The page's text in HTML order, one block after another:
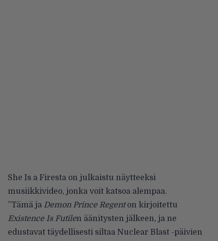
She Is a Firesta on julkaistu näytteeksi
musiikkivideo, jonka voit katsoa alempaa.
”Tämä ja Demon Prince Regenton kirjoitettu
Existence Is Futilen äänitysten jälkeen, ja ne
edustavat täydellisesti siltaa Nuclear Blast -päivien